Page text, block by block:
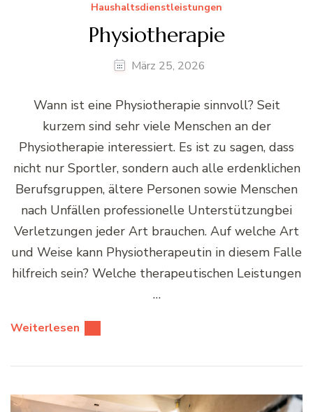
Haushaltsdienstleistungen
Physiotherapie
März 25, 2026
Wann ist eine Physiotherapie sinnvoll? Seit
kurzem sind sehr viele Menschen an der
Physiotherapie interessiert. Es ist zu sagen, dass
nicht nur Sportler, sondern auch alle erdenklichen
Berufsgruppen, ältere Personen sowie Menschen
nach Unfällen professionelle Unterstützungbei
Verletzungen jeder Art brauchen. Auf welche Art
und Weise kann Physiotherapeutin in diesem Falle
hilfreich sein? Welche therapeutischen Leistungen
…
Weiterlesen